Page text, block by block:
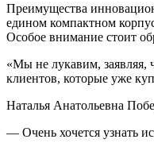
Преимущества
едином компактном
Особое внимание стоит
«Мы не лукавим, заявляя,
клиентов, которые уже
Наталья Анатольевна
— Очень хочется узнать